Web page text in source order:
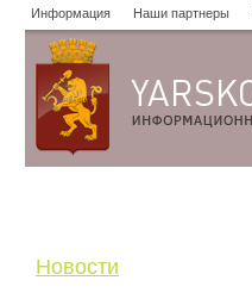
Информация Наши партнеры
Новости